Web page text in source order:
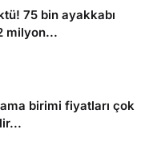
75 bin ayakkabı
milyon...
birimi fiyatları çok